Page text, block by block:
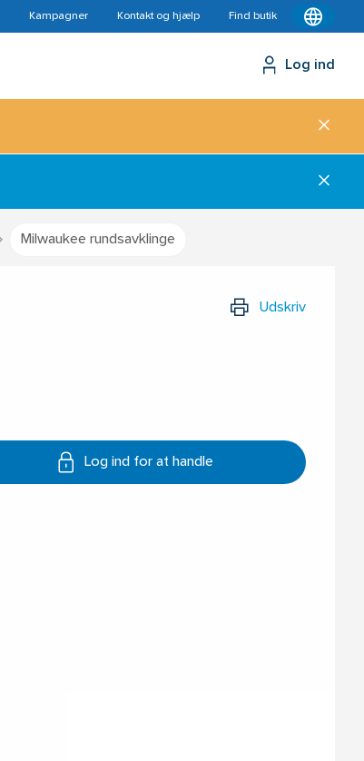
Kampagner Kontakt og hjælp Find butik
Log ind
Milwaukee rundsavklinge
Udskriv
Log ind for at handle